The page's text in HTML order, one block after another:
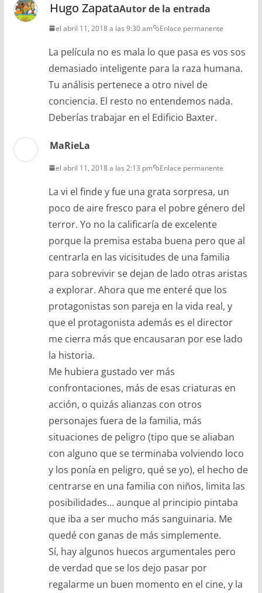
Hugo ZapataAutor de la entrada
el abril 11, 2018 a las 9:30 am Enlace permanente
La película no es mala lo que pasa es vos sos
demasiado inteligente para la raza humana.
Tu análisis pertenece a otro nivel de
conciencia. El resto no entendemos nada.
Deberías trabajar en el Edificio Baxter.
MaRieLa
el abril 11, 2018 a las 2:13 pm Enlace permanente
La vi el finde y fue una grata sorpresa, un
poco de aire fresco para el pobre género del
terror. Yo no la calificaría de excelente
porque la premisa estaba buena pero que al
centrarla en las vicisitudes de una familia
para sobrevivir se dejan de lado otras aristas
a explorar. Ahora que me enteré que los
protagonistas son pareja en la vida real, y
que el protagonista además es el director
me cierra más que encausaran por ese lado
la historia.
Me hubiera gustado ver más
confrontaciones, más de esas criaturas en
acción, o quizás alianzas con otros
personajes fuera de la familia, más
situaciones de peligro (tipo que se aliaban
con alguno que se terminaba volviendo loco
y los ponía en peligro, qué se yo), el hecho de
centrarse en una familia con niños, limita las
posibilidades… aunque al principio pintaba
que iba a ser mucho más sanguinaria. Me
quedé con ganas de más simplemente.
Sí, hay algunos huecos argumentales pero
de verdad que se los dejo pasar por
regalarme un buen momento en el cine, y la